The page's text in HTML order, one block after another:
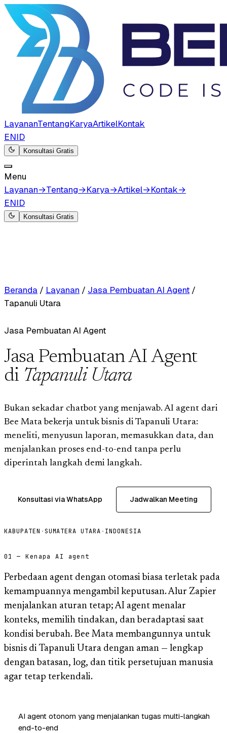
LayananTentangKaryaArtikelKontak
ENID
Konsultasi Gratis
Menu
Layanan→Tentang→Karya→Artikel→Kontak→
ENID
Konsultasi Gratis
Beranda / Layanan / Jasa Pembuatan AI Agent /
Tapanuli Utara
Jasa Pembuatan AI Agent
Jasa Pembuatan AI Agent
di Tapanuli Utara
Bukan sekadar chatbot yang menjawab. AI agent dari
Bee Mata bekerja untuk bisnis di Tapanuli Utara:
meneliti, menyusun laporan, memasukkan data, dan
menjalankan proses end-to-end tanpa perlu
diperintah langkah demi langkah.
Konsultasi via WhatsApp Jadwalkan Meeting
KABUPATEN · SUMATERA UTARA · INDONESIA
01 — Kenapa AI agent
Perbedaan agent dengan otomasi biasa terletak pada
kemampuannya mengambil keputusan. Alur Zapier
menjalankan aturan tetap; AI agent menalar
konteks, memilih tindakan, dan beradaptasi saat
kondisi berubah. Bee Mata membangunnya untuk
bisnis di Tapanuli Utara dengan aman — lengkap
dengan batasan, log, dan titik persetujuan manusia
agar tetap terkendali.
AI agent otonom yang menjalankan tugas multi-langkah
end-to-end